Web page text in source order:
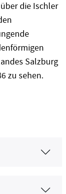
die Ischler
Salzburg
zu sehen.